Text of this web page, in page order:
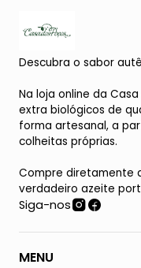
Descubra o sabor
Na loja online da
extra biológicos de
forma artesanal, a
colheitas próprias.
Compre diretamente
verdadeiro azeite
Siga-nos
MENU